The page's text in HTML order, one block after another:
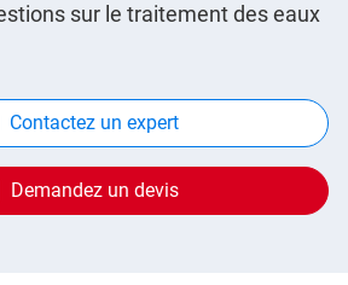
sur le traitement des eaux
Contactez un expert
Demandez un devis